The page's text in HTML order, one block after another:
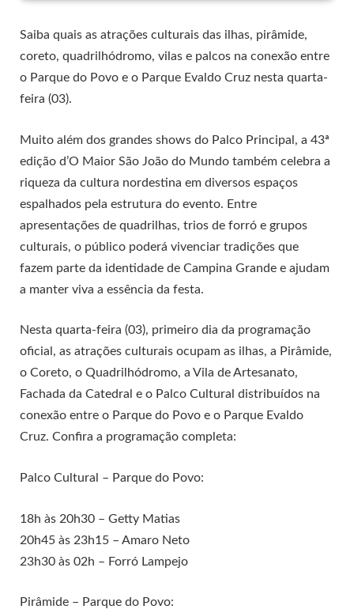
Saiba quais as atrações culturais das ilhas, pirâmide,
coreto, quadrilhódromo, vilas e palcos na conexão entre
o Parque do Povo e o Parque Evaldo Cruz nesta quarta-
feira (03).
Muito além dos grandes shows do Palco Principal, a 43ª
edição d’O Maior São João do Mundo também celebra a
riqueza da cultura nordestina em diversos espaços
espalhados pela estrutura do evento. Entre
apresentações de quadrilhas, trios de forró e grupos
culturais, o público poderá vivenciar tradições que
fazem parte da identidade de Campina Grande e ajudam
a manter viva a essência da festa.
Nesta quarta-feira (03), primeiro dia da programação
oficial, as atrações culturais ocupam as ilhas, a Pirâmide,
o Coreto, o Quadrilhódromo, a Vila de Artesanato,
Fachada da Catedral e o Palco Cultural distribuídos na
conexão entre o Parque do Povo e o Parque Evaldo
Cruz. Confira a programação completa:
Palco Cultural – Parque do Povo:
18h às 20h30 – Getty Matias
20h45 às 23h15 – Amaro Neto
23h30 às 02h – Forró Lampejo
Pirâmide – Parque do Povo: